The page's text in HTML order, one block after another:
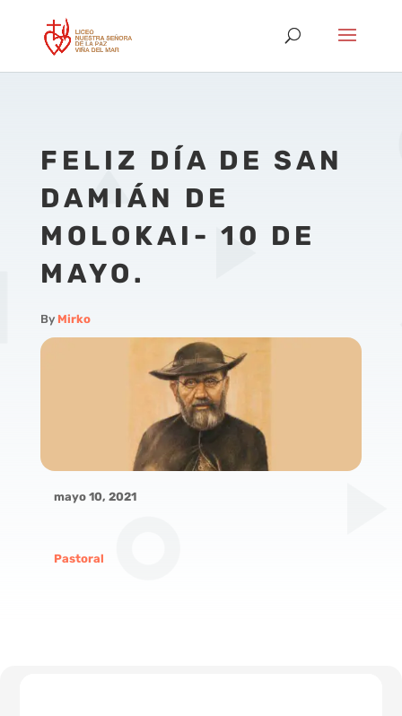
FELIZ DÍA DE SAN
DAMIÁN DE
MOLOKAI- 10 DE
MAYO.
By Mirko
mayo 10, 2021
Pastoral